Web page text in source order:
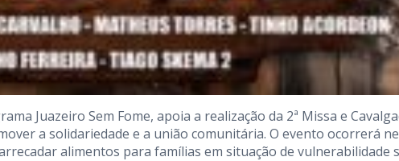
Juazeiro Sem Fome, apoia a realização da 2ª Missa e
a solidariedade e a união comunitária. O evento ocorrerá
alimentos para famílias em situação de vulnerabilidade